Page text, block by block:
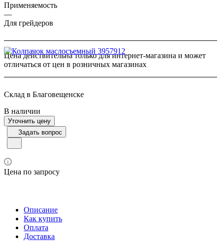
Применяемость
—
Для грейдеров
Цена действительна только для интернет-магазина и может
отличаться от цен в розничных магазинах
Склад в Благовещенске
В наличии
Уточнить цену
Задать вопрос
Цена по запросу
Описание
Как купить
Оплата
Доставка